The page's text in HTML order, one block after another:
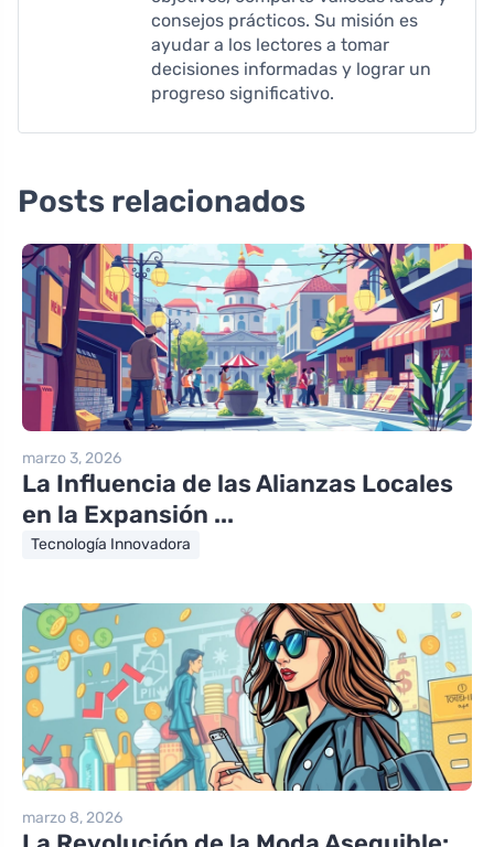
consejos prácticos. Su misión es
ayudar a los lectores a tomar
decisiones informadas y lograr un
progreso significativo.
Posts relacionados
marzo 3, 2026
La Influencia de las Alianzas Locales
en la Expansión ...
Tecnología Innovadora
marzo 8, 2026